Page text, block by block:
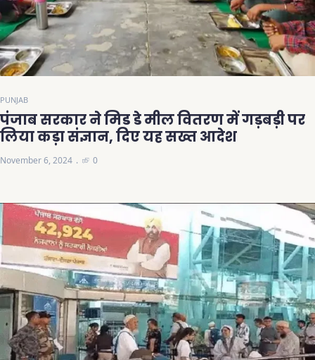
PUNJAB
पंजाब सरकार ने मिड डे मील वितरण में गड़बड़ी पर
लिया कड़ा संज्ञान, दिए यह सख्त आदेश
November 6, 2024 0